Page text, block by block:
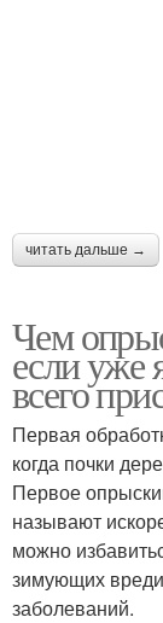
читать дальше →
Чем
если уже
всего
Первая
когда почки
Первое
называют
можно
зимующих
заболеваний.